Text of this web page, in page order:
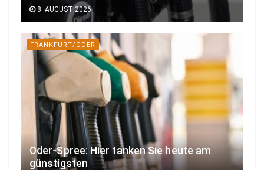
8. AUGUST 2026
FRANKFURT/ODER
Oder-Spree: Hier tanken Sie heute am
günstigsten